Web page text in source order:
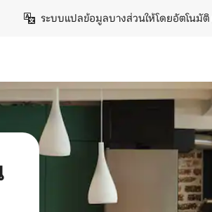
ระบบแปลข้อมูลบางส่วนให้โดยอัตโนมัติ